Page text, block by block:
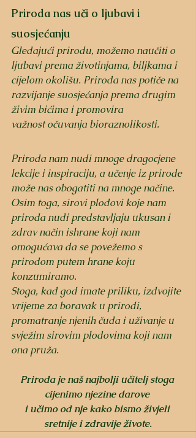
Priroda nas uči o ljubavi i
suosjećanju
Gledajući prirodu, možemo naučiti o
ljubavi prema životinjama, biljkama i
cijelom okolišu. Priroda nas potiče na
razvijanje suosjećanja prema drugim
živim bićima i promovira
važnost očuvanja bioraznolikosti.
Priroda nam nudi mnoge dragocjene
lekcije i inspiraciju, a učenje iz prirode
može nas obogatiti na mnoge načine.
Osim toga, sirovi plodovi koje nam
priroda nudi predstavljaju ukusan i
zdrav način ishrane koji nam
omogućava da se povežemo s
prirodom putem hrane koju
konzumiramo.
Stoga, kad god imate priliku, izdvojite
vrijeme za boravak u prirodi,
promatranje njenih čuda i uživanje u
svježim sirovim plodovima koji nam
ona pruža.
Priroda je naš najbolji učitelj stoga
cijenimo njezine darove
i učimo od nje kako bismo živjeli
sretnije i zdravije živote.